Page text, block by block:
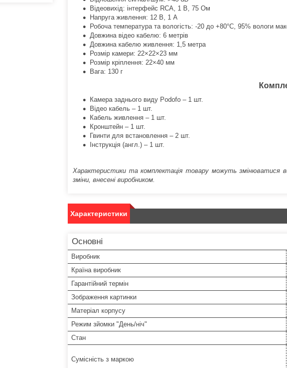
Відеовихід: інтерфейс RCA, 1 В, 75 Ом
Напруга живлення: 12 В, 1 А
Робоча температура та вологість: -20 до +80°C, 95% вологи
Довжина відео кабелю: 6 метрів
Довжина кабелю живлення: 1,5 метра
Розмір камери: 22×22×23 мм
Розмір кріплення: 22×40 мм
Вага: 130 г
Камера заднього виду Podofo – 1 шт.
Відео кабель – 1 шт.
Кабель живлення – 1 шт.
Кронштейн – 1 шт.
Гвинти для встановлення – 2 шт.
Інструкція (англ.) – 1 шт.
Характеристики та комплектація товару можуть змінюватися
зміни, внесені виробником.
Характеристики
Основні
Виробник
Країна виробник
Гарантійний термін
Зображення картинки
Матеріал корпусу
Режим зйомки "День/ніч"
Стан
Сумісність з маркою